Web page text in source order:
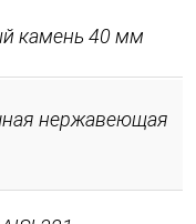
камень 40 мм
нержавеющая